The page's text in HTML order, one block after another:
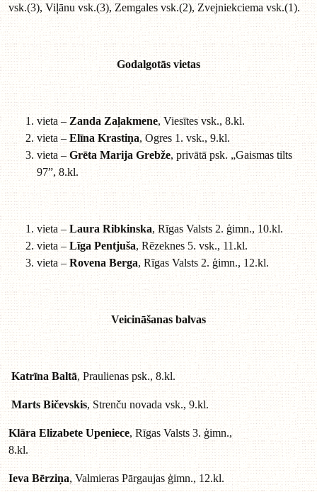
vsk.(3), Viļānu vsk.(3), Zemgales vsk.(2), Zvejniekciema vsk.(1).
Godalgotās vietas
vieta – Zanda Zaļakmene, Viesītes vsk., 8.kl.
vieta –Elīna Krastiņa, Ogres 1. vsk., 9.kl.
vieta –Grēta Marija Grebže, privātā psk. „Gaismas tilts
97”, 8.kl.
vieta –Laura Ribkinska, Rīgas Valsts 2. ģimn., 10.kl.
vieta –Līga Pentjuša, Rēzeknes 5. vsk., 11.kl.
vieta –Rovena Berga, Rīgas Valsts 2. ģimn., 12.kl.
Veicināšanas balvas
Katrīna Baltā, Praulienas psk., 8.kl.
Marts Bičevskis, Strenču novada vsk., 9.kl.
Klāra Elizabete Upeniece, Rīgas Valsts 3. ģimn.,
8.kl.
Ieva Bērziņa, Valmieras Pārgaujas ģimn., 12.kl.